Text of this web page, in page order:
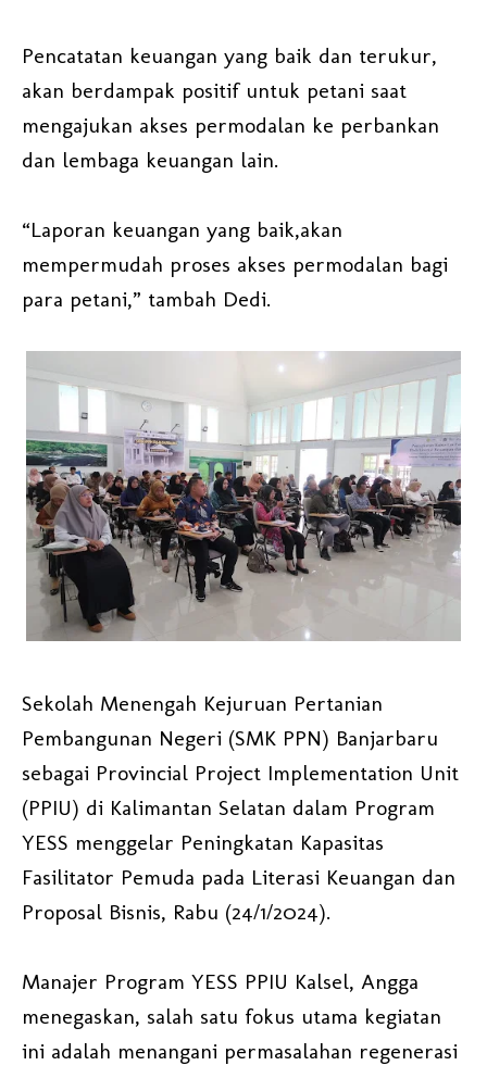
Pencatatan keuangan yang baik dan terukur,
akan berdampak positif untuk petani saat
mengajukan akses permodalan ke perbankan
dan lembaga keuangan lain.
“Laporan keuangan yang baik,akan
mempermudah proses akses permodalan bagi
para petani,” tambah Dedi.
Sekolah Menengah Kejuruan Pertanian
Pembangunan Negeri (SMK PPN) Banjarbaru
sebagai Provincial Project Implementation Unit
(PPIU) di Kalimantan Selatan dalam Program
YESS menggelar Peningkatan Kapasitas
Fasilitator Pemuda pada Literasi Keuangan dan
Proposal Bisnis, Rabu (24/1/2024).
Manajer Program YESS PPIU Kalsel, Angga
menegaskan, salah satu fokus utama kegiatan
ini adalah menangani permasalahan regenerasi